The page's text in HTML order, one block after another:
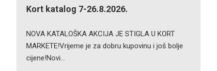
Kort katalog 7-26.8.2026.
NOVA KATALOŠKA AKCIJA JE STIGLA U KORT
MARKETE!Vrijeme je za dobru kupovinu i još bolje
cijene!Novi…